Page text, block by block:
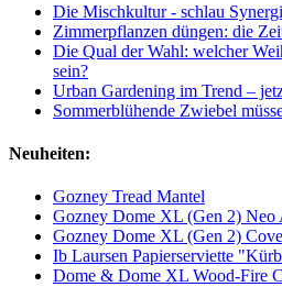
Die Mischkultur - schlau
Zimmerpflanzen düngen: die
Die Qual der Wahl: welcher
sein?
Urban Gardening im Trend –
Sommerblühende Zwiebel
Neuheiten:
Gozney Tread Mantel
Gozney Dome XL (Gen 2) Neo
Gozney Dome XL (Gen 2)
Ib Laursen Papierserviette
Dome & Dome XL Wood-Fire